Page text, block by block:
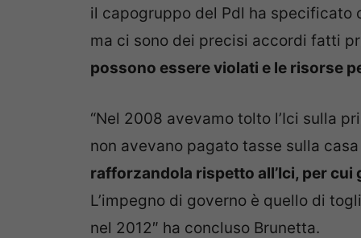
il capogruppo del Pdl ha specificato
ma ci sono dei precisi accordi fatti
possono essere violati e le risorse
“Nel 2008 avevamo tolto l’Ici sulla
non avevano pagato tasse sulla
rafforzandola rispetto all’Ici, per
L’impegno di governo è quello di
nel 2012″ ha concluso Brunetta.